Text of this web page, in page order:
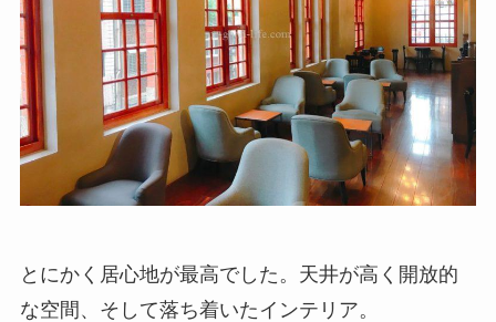
とにかく居心地が最高でした。 天井が高く開放的
な空間 、そして落ち着いたインテリア。